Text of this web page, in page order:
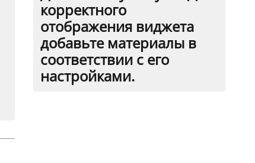
корректного
отображения виджета
добавьте материалы в
соответствии с его
настройками.